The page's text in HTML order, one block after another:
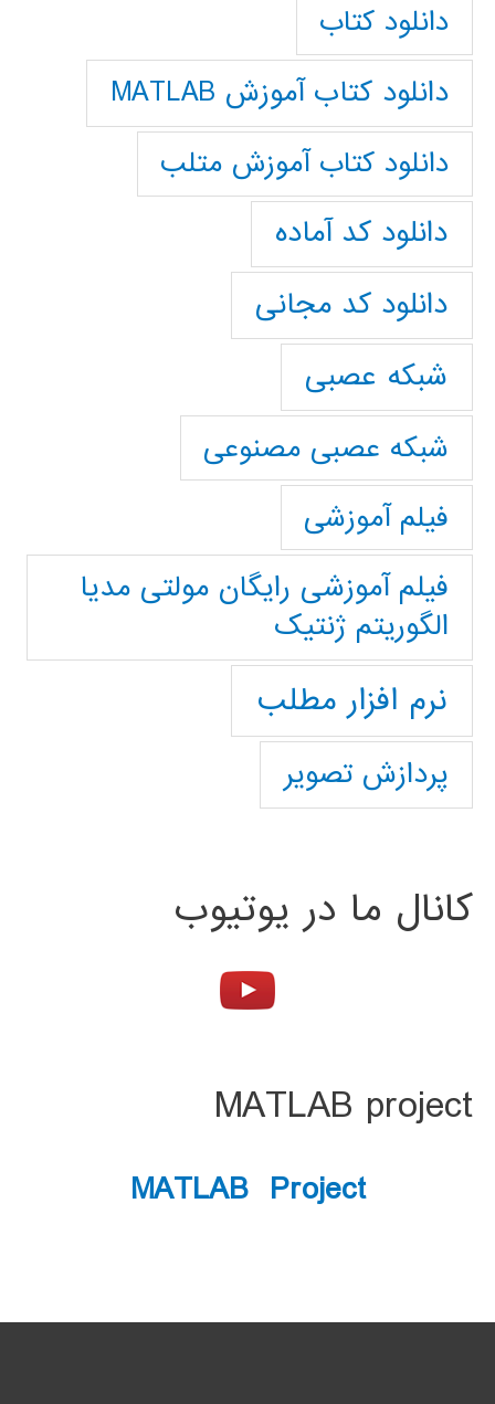
دانلود کتاب
دانلود کتاب آموزش MATLAB
دانلود کتاب آموزش متلب
دانلود کد آماده
دانلود کد مجانی
شبکه عصبی
شبکه عصبی مصنوعی
فیلم آموزشی
فیلم آموزشی رایگان مولتی مدیا
الگوریتم ژنتیک
نرم افزار مطلب
پردازش تصویر
کانال ما در یوتیوب
MATLAB project
MATLAB Project